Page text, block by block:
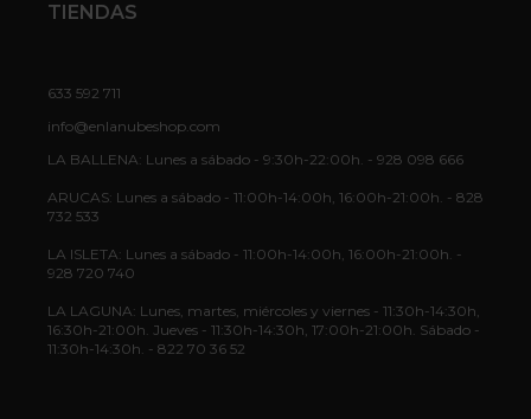
TIENDAS
633 592 711
info@enlanubeshop.com
LA BALLENA: Lunes a sábado - 9:30h-22:00h. - 928 098 666
ARUCAS: Lunes a sábado - 11:00h-14:00h, 16:00h-21:00h. - 828
732 533
LA ISLETA: Lunes a sábado - 11:00h-14:00h, 16:00h-21:00h. -
928 720 740
LA LAGUNA: Lunes, martes, miércoles y viernes - 11:30h-14:30h,
16:30h-21:00h. Jueves - 11:30h-14:30h, 17:00h-21:00h. Sábado -
11:30h-14:30h. - 822 70 36 52